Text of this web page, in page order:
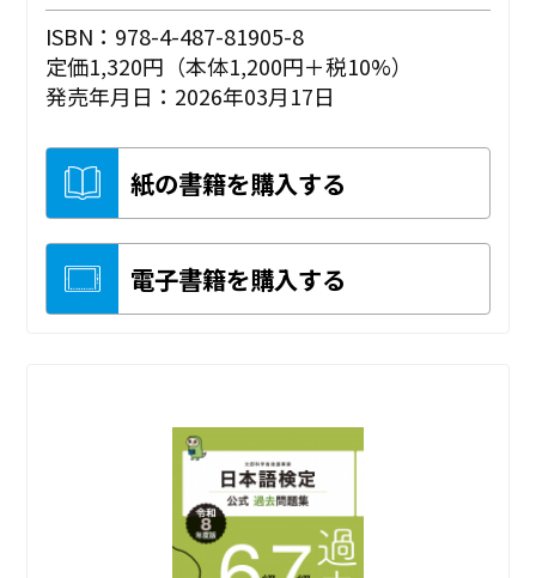
ISBN：978-4-487-81905-8
定価1,320円（本体1,200円＋税10%）
発売年月日：2026年03月17日
紙の書籍を購入する
電子書籍を購入する